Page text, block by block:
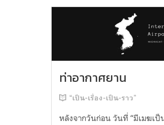
ท่าอากาศยาน
“เป็น-เรื่อง-เป็น-ราว”
หลังจากวันก่อน วันที่ “มีเมฆเ